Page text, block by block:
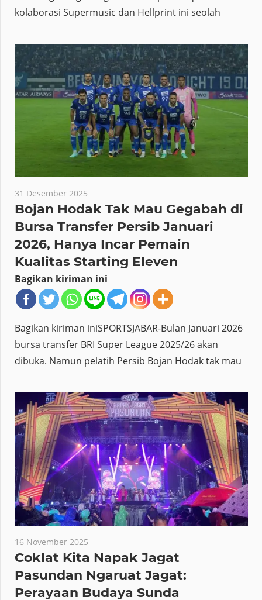
kolaborasi Supermusic dan Hellprint ini seolah
31 Desember 2025
Bojan Hodak Tak Mau Gegabah di
Bursa Transfer Persib Januari
2026, Hanya Incar Pemain
Kualitas Starting Eleven
Bagikan kiriman ini
Bagikan kiriman iniSPORTSJABAR-Bulan Januari 2026
bursa transfer BRI Super League 2025/26 akan
dibuka. Namun pelatih Persib Bojan Hodak tak mau
16 November 2025
Coklat Kita Napak Jagat
Pasundan Ngaruat Jagat:
Perayaan Budaya Sunda